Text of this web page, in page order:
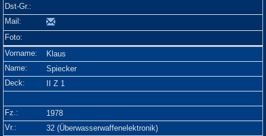
Klaus
Spiecker
II Z 1
1978
32 (Überwasserwaffenelektronik)